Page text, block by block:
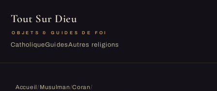
Tout Sur Dieu
OBJETS & GUIDES DE FOI
CatholiqueGuidesAutres religions
Accueil/ Musulman/Coran/